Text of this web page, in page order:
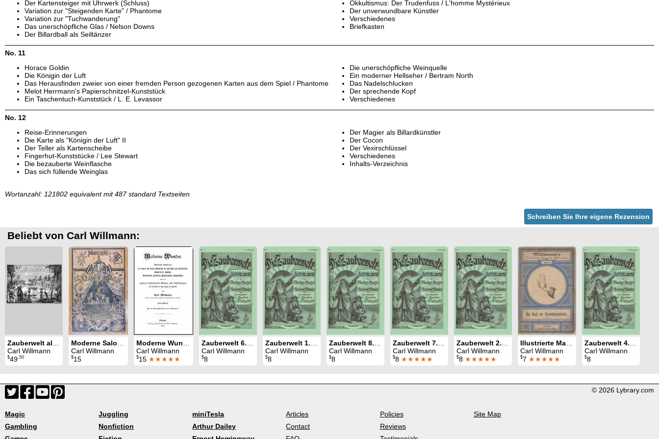
Der Kartensteiger mit Uhrwerk (Schluss)
Variation zur "Steigenden Karte" / Phantome
Variation zur "Tuchwanderung"
Das unerschöpfliche Glas / Nelson Downs
Der Billardball als Seiltänzer
Okkultismus: Der Trudenfuss / L'homme Mystérieux
Der unverwundbare Künstler
Verschiedenes
Briefkasten
No. 11
Horace Goldin
Die Königin der Luft
Das Herausfinden zweier von einer fremden Person gezogenen Karten aus dem Spiel / Phantome
Melot Herrmann's Papierschnitzel-Kunststück
Ein Taschentuch-Kunststück / L. E. Levassor
Die unerschöpfliche Weinquelle
Ein moderner Hellseher / Bertram North
Das Nadelschlucken
Der sprechende Kopf
Verschiedenes
No. 12
Reise-Erinnerungen
Die Karte als "Königin der Luft" II
Der Teller als Kartenscheibe
Fingerhut-Kunststücke / Lee Stewart
Die bezauberte Weinflasche
Das sich füllende Weinglas
Der Magier als Billardkünstler
Der Cocon
Der Vexirschlüssel
Verschiedenes
Inhalts-Verzeichnis
Wortanzahl: 121802 equivalent mit 487 standard Textseiten
Schreiben Sie Ihre eigene Rezension
Beliebt von Carl Willmann:
Carl Willmann
$49.50
Carl Willmann
$15
Carl Willmann
$15 ★★★★★
Carl Willmann
$8
Carl Willmann
$8
Carl Willmann
$8
Carl Willmann
$8 ★★★★★
Carl Willmann
$8 ★★★★★
Carl Willmann
$7 ★★★★★
Carl Willmann
$8
© 2026 Lybrary.com
Magic
Gambling
Juggling
Nonfiction
miniTesla
Arthur Dailey
Articles
Contact
Policies
Reviews
Site Map